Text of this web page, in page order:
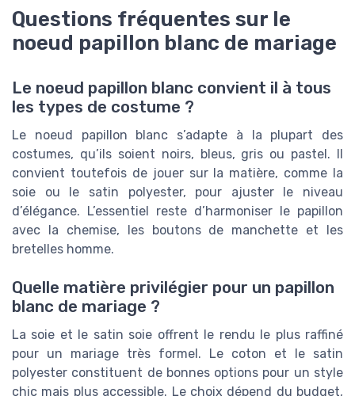
Questions fréquentes sur le
noeud papillon blanc de mariage
Le noeud papillon blanc convient il à tous
les types de costume ?
Le noeud papillon blanc s’adapte à la plupart des
costumes, qu’ils soient noirs, bleus, gris ou pastel. Il
convient toutefois de jouer sur la matière, comme la
soie ou le satin polyester, pour ajuster le niveau
d’élégance. L’essentiel reste d’harmoniser le papillon
avec la chemise, les boutons de manchette et les
bretelles homme.
Quelle matière privilégier pour un papillon
blanc de mariage ?
La soie et le satin soie offrent le rendu le plus raffiné
pour un mariage très formel. Le coton et le satin
polyester constituent de bonnes options pour un style
chic mais plus accessible. Le choix dépend du budget,